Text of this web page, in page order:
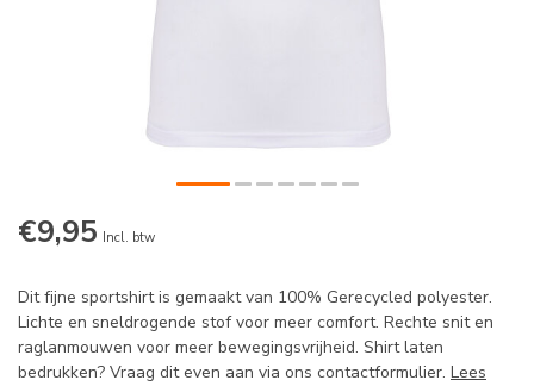
€9,95 Incl. btw
Dit fijne sportshirt is gemaakt van 100% Gerecycled polyester.
Lichte en sneldrogende stof voor meer comfort. Rechte snit en
raglanmouwen voor meer bewegingsvrijheid. Shirt laten
bedrukken? Vraag dit even aan via ons contactformulier. Lees